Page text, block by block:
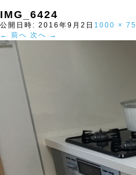
IMG_6424
公開日時: 2016年9月2日 1000 ×
← 前へ 次へ →